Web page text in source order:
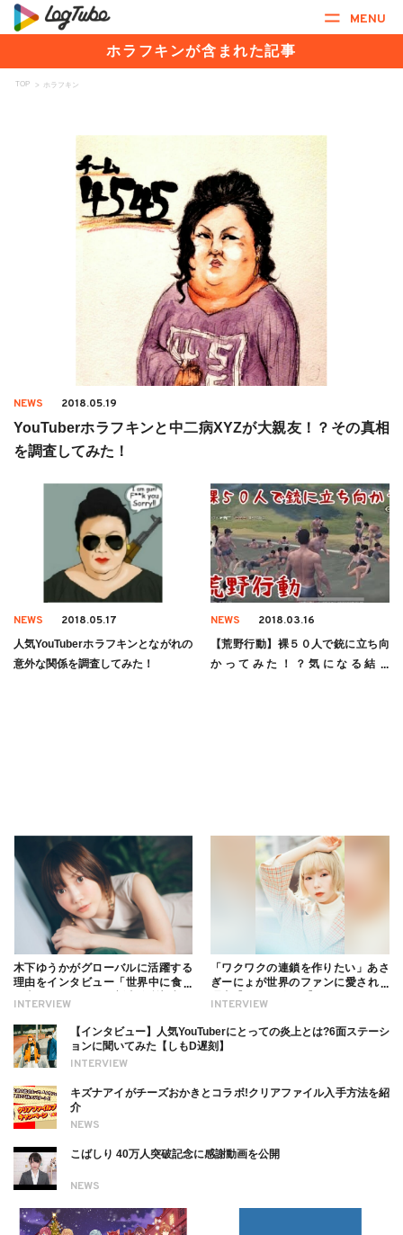
MENU
ホラフキンが含まれた記事
TOP > ホラフキン
NEWS 2018.05.19
YouTuberホラフキンと中二病XYZが大親友！？その真相
を調査してみた！
NEWS 2018.05.17
人気YouTuberホラフキンとながれの
意外な関係を調査してみた！
NEWS 2018.03.16
【荒野行動】裸５０人で銃に立ち向
かってみた！？気になる結果
INTERVIEW
木下ゆうかがグローバルに活躍する
理由をインタビュー「世界中に食べ
ついても
INTERVIEW
「ワクワクの連鎖を作りたい」あさ
ぎーにょが世界のファンに愛される
INTERVIEW
【インタビュー】人気YouTuberにとっての炎上とは?6面ステーシ
ョンに聞いてみた【しもD遅刻】
NEWS
キズナアイがチーズおかきとコラボ!クリアファイル入手方法を紹
介
NEWS
こばしり 40万人突破記念に感謝動画を公開